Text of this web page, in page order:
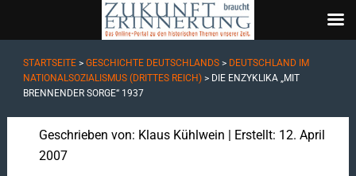
STARTSEITE> GESCHICHTE DEUTSCHLANDS> DEUTSCHLAND IM
NATIONALSOZIALISMUS (DRITTES REICH)> DIE ENZYKLIKA „MIT
BRENNENDER SORGE“ 1937
Geschrieben von: Klaus Kühlwein | Erstellt: 12. April
2007